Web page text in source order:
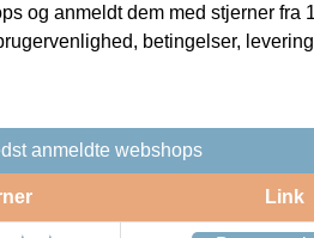
og anmeldt dem med stjerner fra
betingelser,
anmeldte webshops
Link